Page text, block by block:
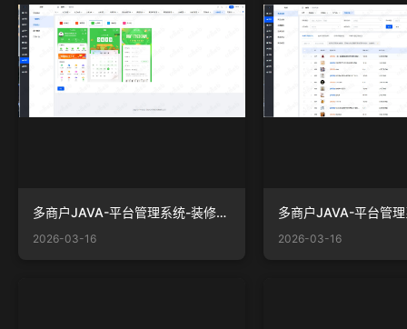
多商户JAVA-平台管理系统-装修-一键换色.png
2026-03-16 2026-03-16